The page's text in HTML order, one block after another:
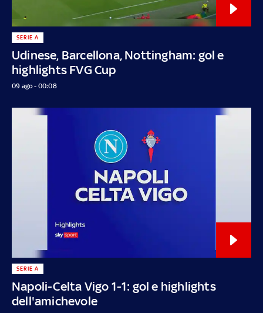
Udinese, Barcellona, Nottingham: gol e
highlights FVG Cup
SERIE A
09 ago - 00:08
Napoli-Celta Vigo 1-1: gol e highlights
dell'amichevole
SERIE A